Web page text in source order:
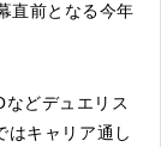
直前となる今年
どデュエリス
はキャリア通し